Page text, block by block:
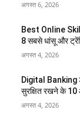
अगस्त 6, 2026
Best Online
8 सबसे धांसू और
अगस्त 4, 2026
Digital Banking
सुरक्षित रखने के 10
अगस्त 4, 2026